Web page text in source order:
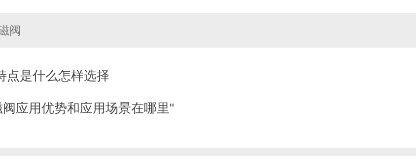
阀
点是什么怎样选择
应用优势和应用场景在哪里"